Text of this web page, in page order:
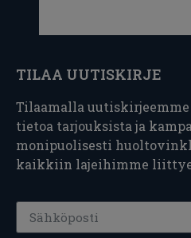
TILAA UUTISKIRJE
Tilaamalla
tietoa tarjouksista ja
monipuolisesti
kaikkiin lajeihimme